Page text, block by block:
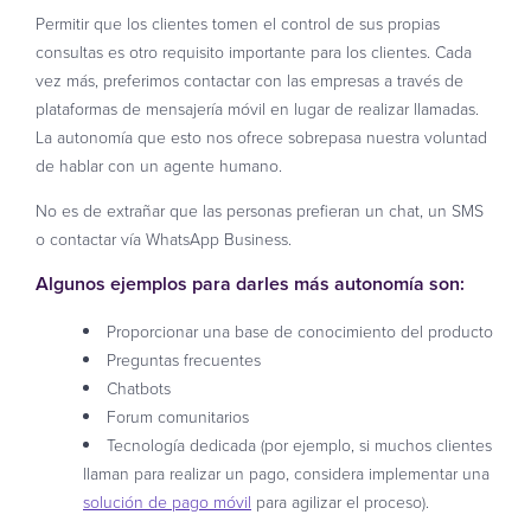
Permitir que los clientes tomen el control de sus propias
consultas es otro requisito importante para los clientes. Cada
vez más, preferimos contactar con las empresas a través de
plataformas de mensajería móvil en lugar de realizar llamadas.
La autonomía que esto nos ofrece sobrepasa nuestra voluntad
de hablar con un agente humano.
No es de extrañar que las personas prefieran un chat, un SMS
o contactar vía WhatsApp Business.
Algunos ejemplos para darles más autonomía son:
Proporcionar una base de conocimiento del producto
Preguntas frecuentes
Chatbots
Forum comunitarios
Tecnología dedicada (por ejemplo, si muchos clientes
llaman para realizar un pago, considera implementar una
solución de pago móvil para agilizar el proceso).